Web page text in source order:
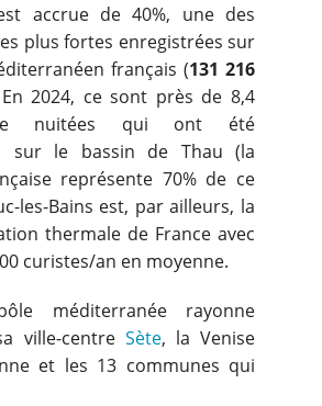
accrue de 40%, une des
plus fortes enregistrées sur
français (131 216
2024, ce sont près de 8,4
nuitées qui ont été
sur le bassin de Thau (la
représente 70% de ce
les-Bains est, par ailleurs, la
thermale de France avec
curistes/an en moyenne.
méditerranée rayonne
ville-centre Sète, la Venise
et les 13 communes qui